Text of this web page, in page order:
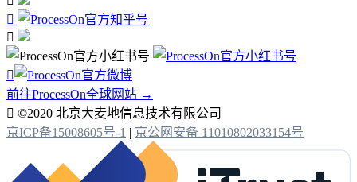



前往ProcessOn全球网站 →
 ©2020 北京大麦地信息技术有限公司
京ICP备15008605号-1 | 京公网安备 11010802033154号